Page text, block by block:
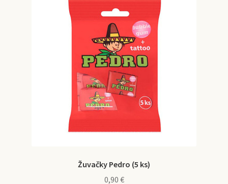
Žuvačky Pedro (5 ks)
0,90 €